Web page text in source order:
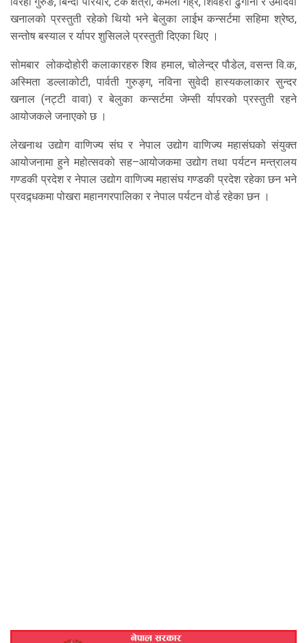
खनालको प्रस्तुती रहेको थियो भने बेलुका लाईभ कन्सर्टमा सहिमा श्रेष्ठ,
सन्तोष बस्याल र र्यापर शुसिलले प्रस्तुती दिएका थिए ।
सोमबार लोकदोहोरी कलाकारहरु शिव हमाल, चोलेन्द्र पौडेल, वसन्त वि.क,
अस्मिता डल्लाकोटी, पार्वती गुरुङ्ग, नविना सुवेदी हास्यकलाकार सुन्दर
खनाल (नट्टी वावा) र बेलुका कन्सर्टमा जेम्सी र्यापरको प्रस्तुती रहने
आयोजकले जनाएको छ ।
लेखनाथ उद्योग वाणिज्य संघ र नेपाल उद्योग वाणिज्य महासंघको संयुक्त
आयोजनामा हुने महोत्सवको सह–आयोजकमा उद्योग तथा पर्यटन मन्त्रालय
गण्डकी प्रदेश र नेपाल उद्योग वाणिज्य महासंघ गण्डकी प्रदेश रहेका छन भने
प्रवद्र्धकमा पोखरा महानगरपालिका र नेपाल पर्यटन वोर्ड रहेका छन ।